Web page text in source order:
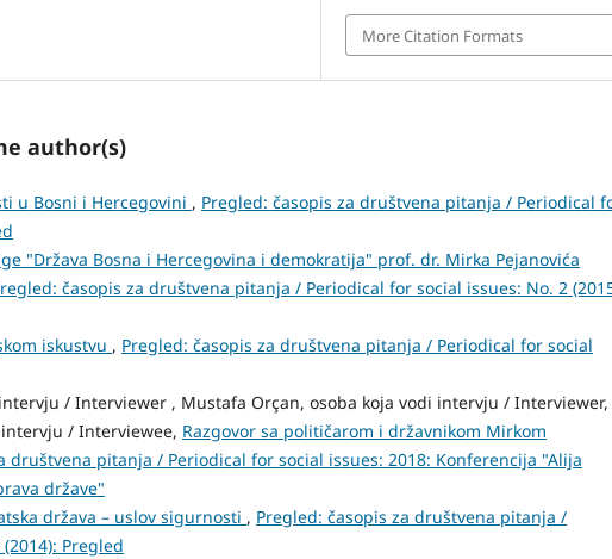
More Citation Formats
author(s)
u Bosni i Hercegovini , Pregled: časopis za društvena pitanja / Periodical
"Država Bosna i Hercegovina i demokratija" prof. dr. Mirka Pejanovića
časopis za društvena pitanja / Periodical for social issues: No. 2
iskustvu , Pregled: časopis za društvena pitanja / Periodical for social
/ Interviewer , Mustafa Orçan, osoba koja vodi intervju / Interviewer,
/ Interviewee, Razgovor sa političarom i državnikom Mirkom
društvena pitanja / Periodical for social issues: 2018: Konferencija "Alija
države"
država – uslov sigurnosti , Pregled: časopis za društvena pitanja /
Pregled